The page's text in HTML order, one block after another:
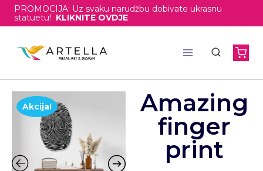
PROMOCIJA: Uz svaku narudžbu dobivate ukrasnu
statuetu! KLIKNITE OVDJE
Akcija!
Amazing
finger
print